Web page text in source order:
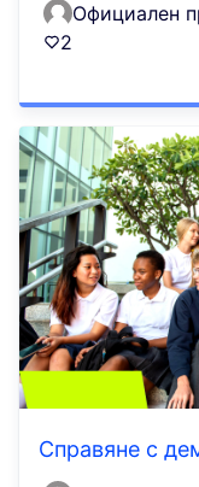
Официален
2
Справяне с